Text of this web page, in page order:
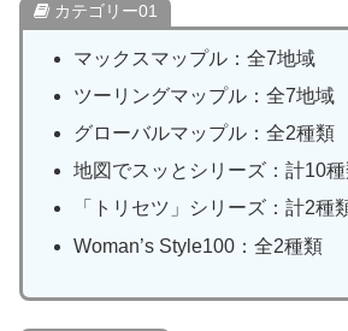
カテゴリー01
マックスマップル：全7地域
ツーリングマップル：全7地域
グローバルマップル：全2種類
地図でスッとシリーズ：計10
「トリセツ」シリーズ：計2種
Woman’s Style100：全2種類